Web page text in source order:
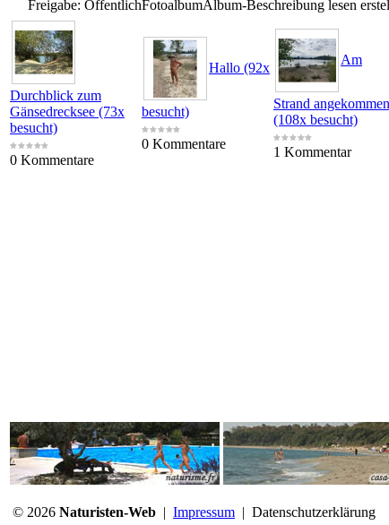
Freigabe: ÖffentlichFotoalbumAlbum-Beschreibung lesen
Durchblick zum
Gänsedrecksee (73x
besucht)
0 Kommentare
Hallo (92x
besucht)
0 Kommentare
Am
Strand angekommen
(108x besucht)
1 Kommentar
© 2026 Naturisten-Web | Impressum | Datenschutzerklärung